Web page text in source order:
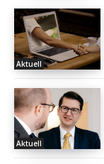
Aktuell
Aktuell